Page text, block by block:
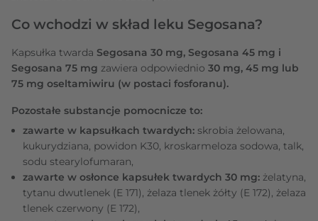
Co wchodzi w skład leku Segosana?
Kapsułka twarda Segosana 30 mg, Segosana 45 mg i
Segosana 75 mg zawiera odpowiednio 30 mg, 45 mg lub
75 mg oseltamiwiru (w postaci fosforanu).
Pozostałe substancje pomocnicze to:
zawarte w kapsułkach twardych: skrobia żelowana,
kukurydziana, powidon K30, kroskarmeloza sodowa, talk,
sodu stearylofumaran,
zawarte w osłonce kapsułek twardych 30 mg: żelatyna,
tytanu dwutlenek (E 171), żelaza tlenek żółty (E 172), żelaza
tlenek czerwony (E 172),